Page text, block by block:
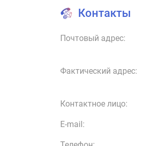
Контакты
Почтовый адрес:
Фактический адрес:
Контактное лицо:
E-mail: